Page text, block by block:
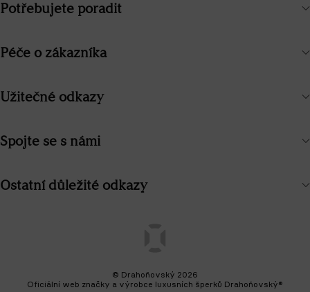
Potřebujete poradit
Péče o zákazníka
Užitečné odkazy
Spojte se s námi
Ostatní důležité odkazy
© Drahoňovský 2026
Oficiální web značky a výrobce luxusních šperků Drahoňovský®